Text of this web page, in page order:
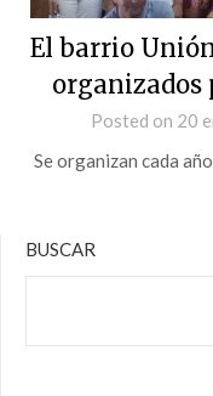
El barrio
organizados
Posted on 20
Se organizan cada
BUSCAR